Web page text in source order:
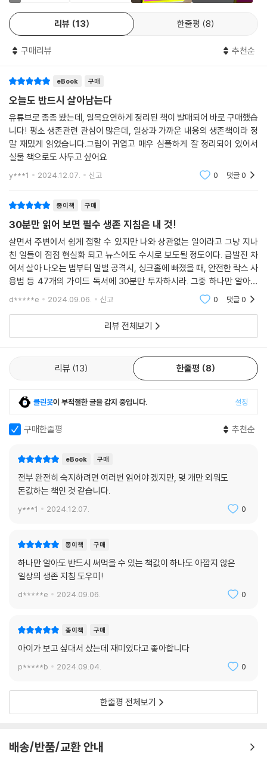
수칙이나 위험 상황 등에 무지하다. 기술과 과학이 고도로 발달한 이 시대
의 현대인들은 더욱 안전불감증을 겪는다. 일상 사고와 자연재해 등을 방
잡은 것이다. 이는 안전과 예방을 최우선으로 하는 문화보다 효율성을 먼
소중한 생명을 앗아갔고, 이는 사회 전체에 총체적인 불안감을 조성하였
다. 이미 다양한 사건·사고들을 겪으며 안전 대책 법령도 강화하고 건축 규
정도 보강했지만 안전한 일상을 침범하는 위험 상황은 끝없이 나타나며 피
해의 정도는 갈수록 심해지는 추세다. “나는 괜찮겠지”라는 심리적 기대를
버리고 안전한 일상을 되찾기 위한 노력을 지속적으로 해야 한다. 위험과
안전 문제를 정확히 직면하고 이해하는 과정이 필요하다. 지금 바로 이 책
을 펼쳐 기본에 충실하고 이를 습관화하여 의식의 전환을 맞이하자. 당신
리뷰 13 한줄평 8
구매리뷰 추천순
eBook 구매
오늘도 반드시 살아남는다
유튜브로 종종 봤는데, 일목요연하게 정리된 책이 발매되어 바로 구매했습
니다! 평소 생존관련 관심이 많은데, 일상과 가까운 내용의 생존책이라 정
말 재밌게 읽었습니다.그림이 귀엽고 매우 심플하게 잘 정리되어 있어서
실물 책으로도 사두고 싶어요
y***1 2024.12.07. 신고 0 댓글0
종이책 구매
30분만 읽어 보면 필수 생존 지침은 내 것!
살면서 주변에서 쉽게 접할 수 있지만 나와 상관없는 일이라고 그냥 지나
친 일들이 점점 현실화 되고 뉴스에도 수시로 보도될 정도이다. 급발진 차
에서 살아 나오는 법부터 말벌 공격시, 싱크홀에 빠졌을 때, 안전한 락스 사
용법 등 47개의 가이드 독서에 30분만 투자하시라. 그중 하나만 알아도
유용하게 쓸 수 있는 순간이 와서 책값 수백배는 뽑을 것을 확신하는 생존
d*****e 2024.09.06. 신고 0 댓글0
리뷰 전체보기
리뷰 13 한줄평 8
클린봇이 부적절한 글을 감지 중입니다. 설정
구매한줄평 추천순
eBook 구매
전부 완전히 숙지하려면 여러번 읽어야 겠지만, 몇 개만 외워도
돈값하는 책인 것 같습니다.
y***1 2024.12.07. 0
종이책 구매
하나만 알아도 반드시 써먹을 수 있는 책값이 하나도 아깝지 않은
일상의 생존 지침 도우미!
d*****e 2024.09.06. 0
종이책 구매
아이가 보고 싶대서 샀는데 재미있다고 좋아합니다
p*****b 2024.09.04. 0
한줄평 전체보기
배송/반품/교환 안내